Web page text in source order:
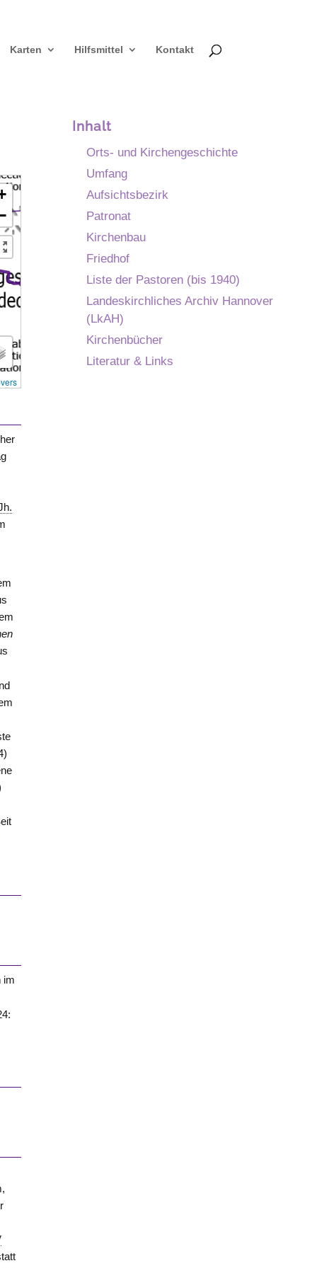
Karten Hilfsmittel Kontakt
im
Inhalt
Orts- und Kirchengeschichte
Umfang
Aufsichtsbezirk
Patronat
Kirchenbau
Friedhof
Liste der Pastoren (bis 1940)
Landeskirchliches Archiv Hannover
(LkAH)
Kirchenbücher
Literatur & Links